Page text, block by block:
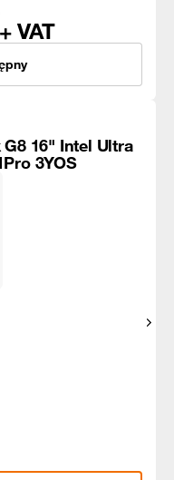
VAT
16" Intel Ultra
3YOS